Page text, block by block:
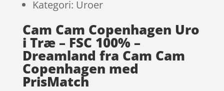
Kategori: Uroer
Cam Cam Copenhagen Uro
i Træ – FSC 100% –
Dreamland fra Cam Cam
Copenhagen med
PrisMatch